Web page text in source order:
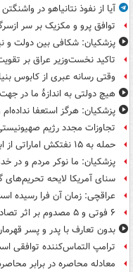
آیا از نفوذ نتانیاهو در
توافق پرو و مکزیک بر سر
پزشکیان: شکافی بین دولت و
تاکید نخست‌وزیر عراق بر
وقتی رسانه عبری از کابوس
هیچ دولتی به اندازۀ ما در
پزشکیان: هرگز استعفا
تجاوزات مجدد رژیم
حمله به ۱۵ نفتکش‌ اماراتی از ابتدای جنگ
پزشکیان: ما نوکر مردم و در
سنای آمریکا لایحه تحریم‌های
عراقچی: زمان آن فرا رسیده
۶ فوتی و ۵ مصدوم بر اثر تصادف زنجیره‌ای
بدون تعارف با پدر و پسر
ترامپ التماس‌کننده توافقی
معادله محاصره در برابر